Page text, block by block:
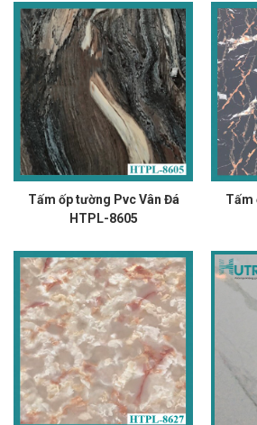
Tấm ốp tường Pvc Vân Đá
HTPL-8605
Tấm